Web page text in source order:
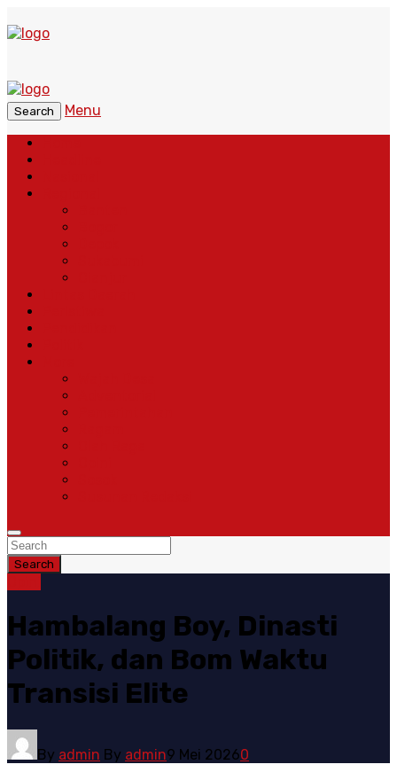
Search
Menu
Search
Hambalang Boy, Dinasti
Politik, dan Bom Waktu
Transisi Elite
By admin By admin9 Mei 20260